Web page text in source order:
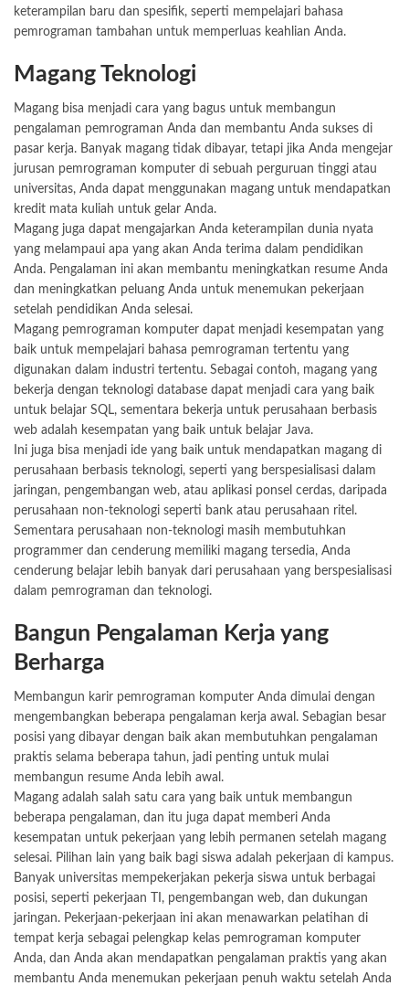
keterampilan baru dan spesifik, seperti mempelajari bahasa
pemrograman tambahan untuk memperluas keahlian Anda.
Magang Teknologi
Magang bisa menjadi cara yang bagus untuk membangun
pengalaman pemrograman Anda dan membantu Anda sukses di
pasar kerja. Banyak magang tidak dibayar, tetapi jika Anda mengejar
jurusan pemrograman komputer di sebuah perguruan tinggi atau
universitas, Anda dapat menggunakan magang untuk mendapatkan
kredit mata kuliah untuk gelar Anda.
Magang juga dapat mengajarkan Anda keterampilan dunia nyata
yang melampaui apa yang akan Anda terima dalam pendidikan
Anda. Pengalaman ini akan membantu meningkatkan resume Anda
dan meningkatkan peluang Anda untuk menemukan pekerjaan
setelah pendidikan Anda selesai.
Magang pemrograman komputer dapat menjadi kesempatan yang
baik untuk mempelajari bahasa pemrograman tertentu yang
digunakan dalam industri tertentu. Sebagai contoh, magang yang
bekerja dengan teknologi database dapat menjadi cara yang baik
untuk belajar SQL, sementara bekerja untuk perusahaan berbasis
web adalah kesempatan yang baik untuk belajar Java.
Ini juga bisa menjadi ide yang baik untuk mendapatkan magang di
perusahaan berbasis teknologi, seperti yang berspesialisasi dalam
jaringan, pengembangan web, atau aplikasi ponsel cerdas, daripada
perusahaan non-teknologi seperti bank atau perusahaan ritel.
Sementara perusahaan non-teknologi masih membutuhkan
programmer dan cenderung memiliki magang tersedia, Anda
cenderung belajar lebih banyak dari perusahaan yang berspesialisasi
dalam pemrograman dan teknologi.
Bangun Pengalaman Kerja yang
Berharga
Membangun karir pemrograman komputer Anda dimulai dengan
mengembangkan beberapa pengalaman kerja awal. Sebagian besar
posisi yang dibayar dengan baik akan membutuhkan pengalaman
praktis selama beberapa tahun, jadi penting untuk mulai
membangun resume Anda lebih awal.
Magang adalah salah satu cara yang baik untuk membangun
beberapa pengalaman, dan itu juga dapat memberi Anda
kesempatan untuk pekerjaan yang lebih permanen setelah magang
selesai. Pilihan lain yang baik bagi siswa adalah pekerjaan di kampus.
Banyak universitas mempekerjakan pekerja siswa untuk berbagai
posisi, seperti pekerjaan TI, pengembangan web, dan dukungan
jaringan. Pekerjaan-pekerjaan ini akan menawarkan pelatihan di
tempat kerja sebagai pelengkap kelas pemrograman komputer
Anda, dan Anda akan mendapatkan pengalaman praktis yang akan
membantu Anda menemukan pekerjaan penuh waktu setelah Anda